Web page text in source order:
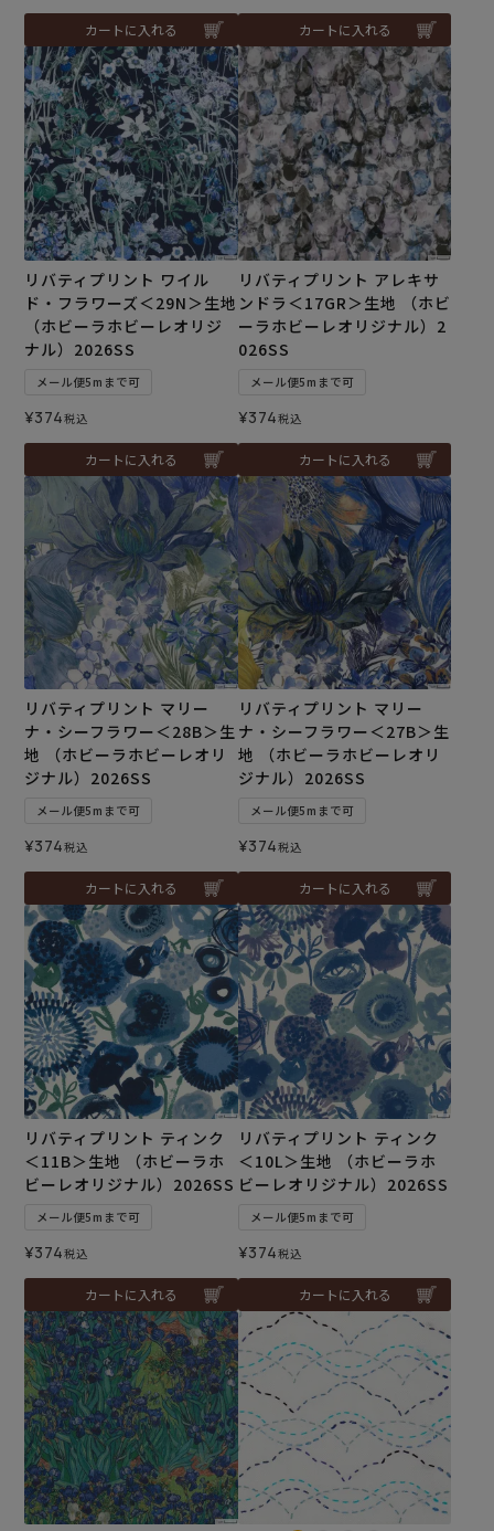
カートに入れる カートに入れる
リバティプリント ワイル
ド・フラワーズ＜29N＞生地
（ホビーラホビーレオリジ
ナル）2026SS
メール便5mまで可
¥374税込
カートに入れる
リバティプリント アレキサ
ンドラ＜17GR＞生地 （ホビ
ーラホビーレオリジナル）2
026SS
メール便5mまで可
¥374税込
カートに入れる
リバティプリント マリー
ナ・シーフラワー＜28B＞生
地 （ホビーラホビーレオリ
ジナル）2026SS
メール便5mまで可
¥374税込
カートに入れる
リバティプリント マリー
ナ・シーフラワー＜27B＞生
地 （ホビーラホビーレオリ
ジナル）2026SS
メール便5mまで可
¥374税込
カートに入れる
リバティプリント ティンク
＜11B＞生地 （ホビーラホ
ビーレオリジナル）2026SS
メール便5mまで可
¥374税込
カートに入れる
リバティプリント ティンク
＜10L＞生地 （ホビーラホ
ビーレオリジナル）2026SS
メール便5mまで可
¥374税込
カートに入れる